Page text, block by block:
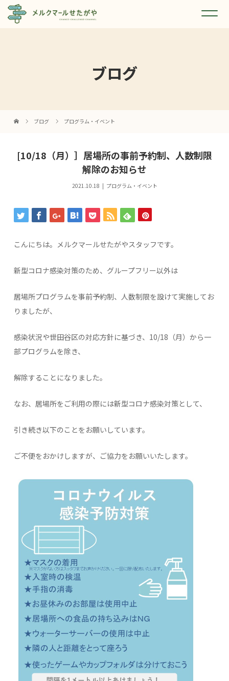
ブログ
ブログ プログラム・イベント
[10/18（月）］居場所の事前予約制、人数制限
解除のお知らせ
2021.10.18 プログラム・イベント
こんにちは。メルクマールせたがやスタッフです。
新型コロナ感染対策のため、グループフリー以外は
居場所プログラムを事前予約制、人数制限を設けて実施してお
りましたが、
感染状況や世田谷区の対応方針に基づき、10/18（月）から一
部プログラムを除き、
解除することになりました。
なお、居場所をご利用の際には新型コロナ感染対策として、
引き続き以下のことをお願いしています。
ご不便をおかけしますが、ご協力をお願いいたします。